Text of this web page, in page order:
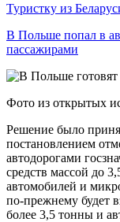
Туристку из
В Польше попал в
пассажирами
Фото из открытых
Решение было
постановлением
автодорогами
средств массой до
автомобилей и
по-прежнему будет
более 3,5 тонны и